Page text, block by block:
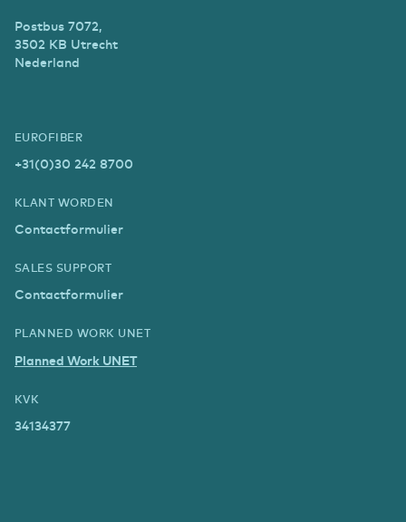
Postbus 7072,
3502 KB Utrecht
Nederland
EUROFIBER
+31(0)30 242 8700
KLANT WORDEN
Contactformulier
SALES SUPPORT
Contactformulier
PLANNED WORK UNET
Planned Work UNET
KVK
34134377